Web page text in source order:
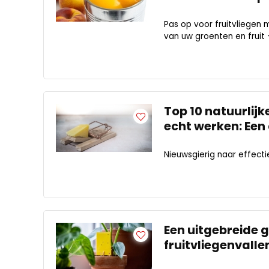
Pas op voor fruitvliegen
van uw groenten en fruit
Top 10
echt werken:
Nieuwsgierig naar
Een uitgebreide